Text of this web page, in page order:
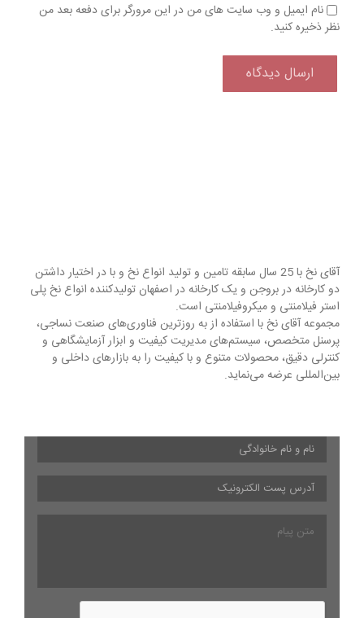
نام ایمیل و وب سایت های من در این مرورگر برای دفعه بعد من
نظر ذخیره کنید.
آقای نخ با 25 سال سابقه تامین و تولید انواع نخ و با در اختیار داشتن
دو کارخانه در بروجن و یک کارخانه در اصفهان تولیدکننده انواع نخ پلی
استر فیلامنتی و میکروفیلامنتی است.
مجموعه آقای نخ با استفاده از به روزترین فناوری‌های صنعت نساجی،
پرسنل متخصص، سیستم‌های مدیریت کیفیت و ابزار آزمایشگاهی و
کنترلی دقیق، محصولات متنوع و با کیفیت را به بازارهای داخلی و
بین‌المللی عرضه می‌نماید.
نام
و
نام
خانوادگی * آدرس
پست
الکترونیک * متن
پیام